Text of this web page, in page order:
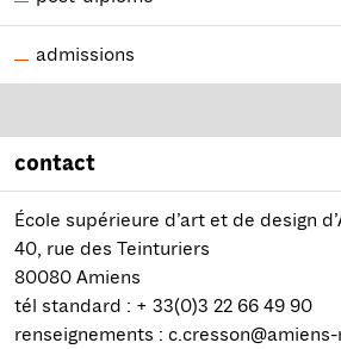
admissions
contact
École supérieure d’art et de design
40, rue des Teinturiers
80080 Amiens
tél standard : + 33(0)3 22 66 49 90
renseignements :